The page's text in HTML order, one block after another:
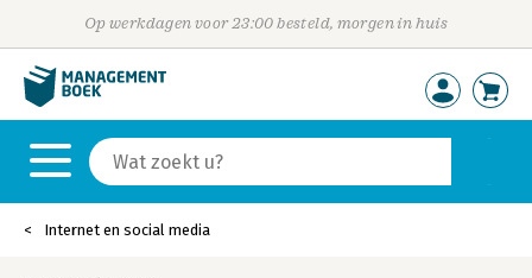
Op werkdagen voor 23:00 besteld, morgen in huis
Internet en social media